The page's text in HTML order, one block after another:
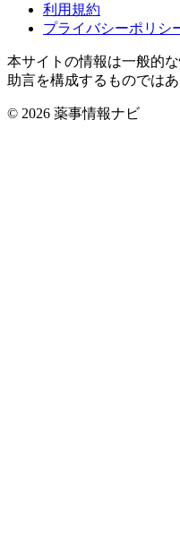
利用規約
プライバシーポリシ
本サイトの情報は一般的
助言を構成するものではあ
© 2026 薬事情報ナビ